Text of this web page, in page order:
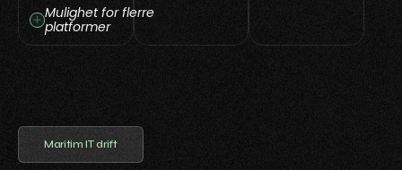
Mulighet for flerre
platformer
Maritim IT drift